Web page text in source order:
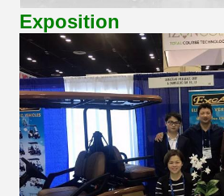
Exposition